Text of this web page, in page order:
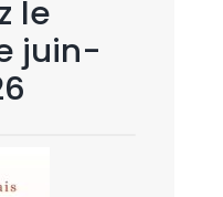
le
juin-